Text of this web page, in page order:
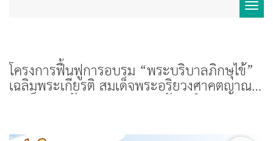
โครงการฟื้นฟูการอบรม “พระบริบาลภิกษุไข้”
เฉลิมพระเกียรติ สมเด็จพระอริยวงศาคตญาณ
สมเด็จพระสังฆราช สกลมหาสังฆปริณายก